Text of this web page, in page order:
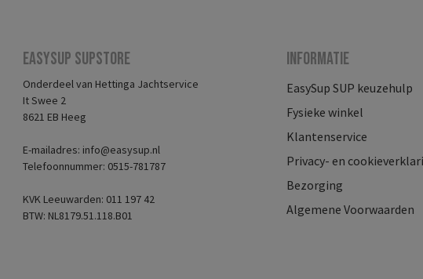
Easysup Supstore
Onderdeel van Hettinga Jachtservice
It Swee 2
8621 EB Heeg
E-mailadres: info@easysup.nl
Telefoonnummer: 0515-781787
KVK Leeuwarden: 011 197 42
BTW: NL8179.51.118.B01
Informatie
EasySup SUP keuzehulp
Fysieke winkel
Klantenservice
Privacy- en
Bezorging
Algemene Voorwaarden